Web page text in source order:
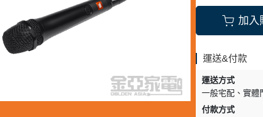
加入
運送&付款
運送方式
一般宅配
實體
付款方式